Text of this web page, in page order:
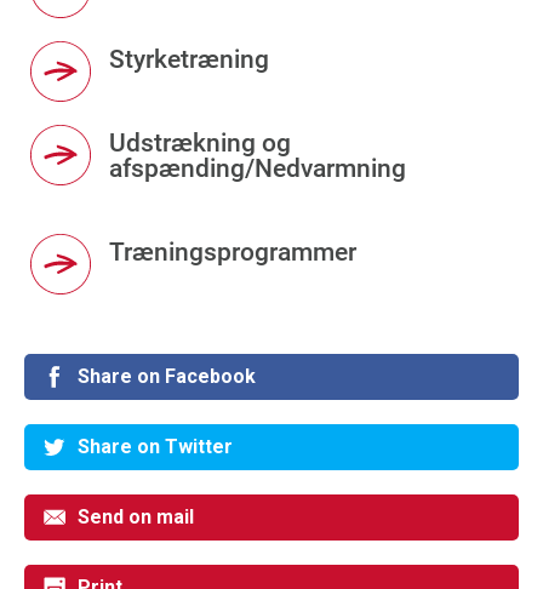
Styrketræning
Udstrækning og
afspænding/Nedvarmning
Træningsprogrammer
Share on Facebook
Share on Twitter
Send on mail